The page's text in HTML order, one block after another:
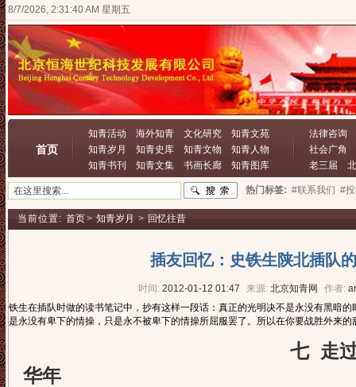
8/7/2026, 2:31:41 AM 星期五
首页
知青活动 海外知青 文化研究
知青文苑
知青岁月
知青史库 知青文物
知青人物
知青书刊
知青文集 书画长廊 知青图库
法律咨询
社会广角
老三届
热门标签: #联系我们 #
当前位置: 首页> 知青岁月 > 回忆往昔
插友回忆：史铁生陕北插队
时间: 2012-01-12 01:47 来源: 北京知青网 作者:
铁生在插队时做的读书笔记中，抄有这样一段话：真正的光明决不是永没有黑暗
是永没有卑下的情操，只是永不被卑下的情操所屈服罢了。所以在你要战胜外来
七 走
华年